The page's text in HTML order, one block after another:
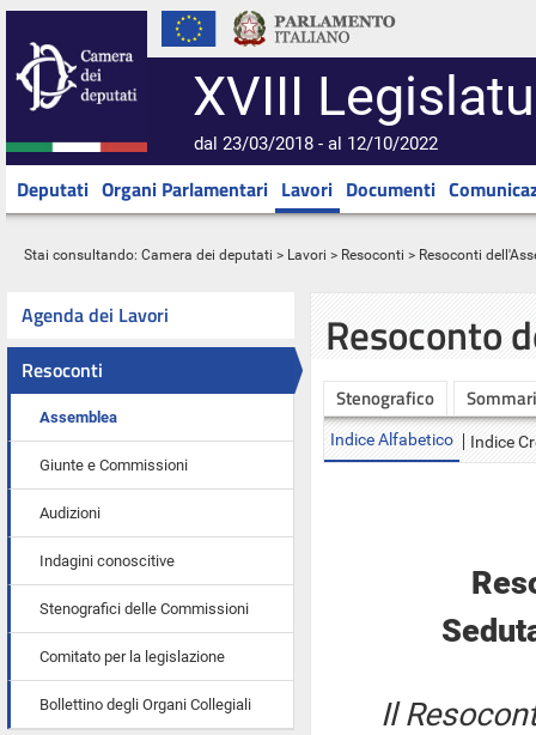
XVIII
dal 23/03/2018 - al 12/10/2022
Deputati Organi Parlamentari Lavori Documenti
Stai consultando: Camera dei deputati > Lavori > Resoconti > Resoconti
Agenda dei Lavori
Resoconti
Assemblea
Giunte e Commissioni
Audizioni
Indagini conoscitive
Stenografici delle Commissioni
Comitato per la legislazione
Bollettino degli Organi Collegiali
Resoconto
Stenografico
Indice Alfabetico Indice
Il